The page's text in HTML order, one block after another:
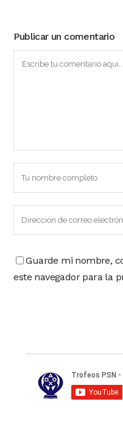
Publicar un comentario
Guarde mi nombre,
este navegador para la